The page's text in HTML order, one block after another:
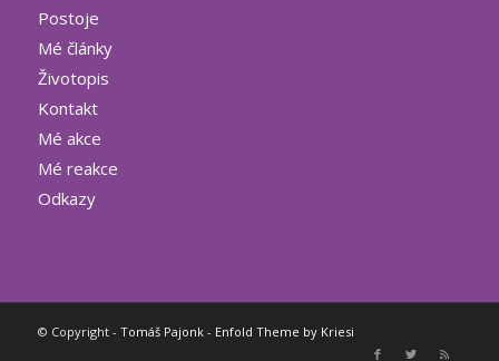
Postoje
Mé články
Životopis
Kontakt
Mé akce
Mé reakce
Odkazy
© Copyright - Tomáš Pajonk- Enfold Theme by Kriesi